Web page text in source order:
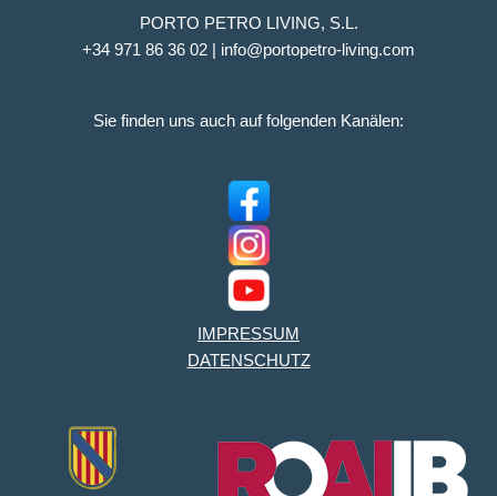
PORTO PETRO LIVING, S.L.
+34 971 86 36 02 | info@portopetro-living.com
Sie finden uns auch auf folgenden Kanälen:
IMPRESSUM
DATENSCHUTZ